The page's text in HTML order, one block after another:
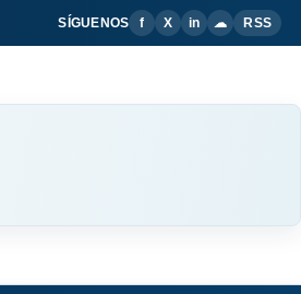
SÍGUENOS f X in ☁ RSS